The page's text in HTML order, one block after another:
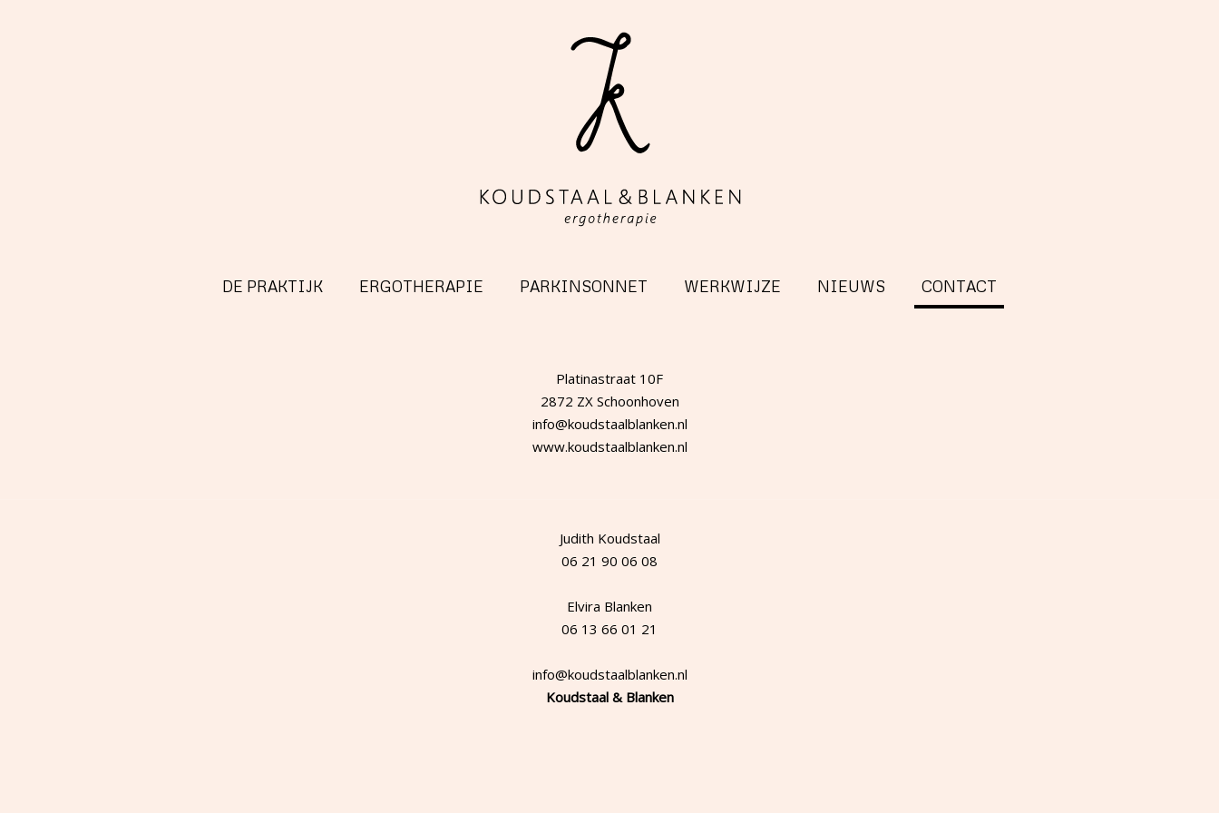
DE PRAKTIJK ERGOTHERAPIE PARKINSONNET WERKWIJZE NIEUWS CONTACT
Platinastraat 10F
2872 ZX Schoonhoven
info@koudstaalblanken.nl
www.koudstaalblanken.nl
Judith Koudstaal
06 21 90 06 08
Elvira Blanken
06 13 66 01 21
info@koudstaalblanken.nl
Koudstaal & Blanken